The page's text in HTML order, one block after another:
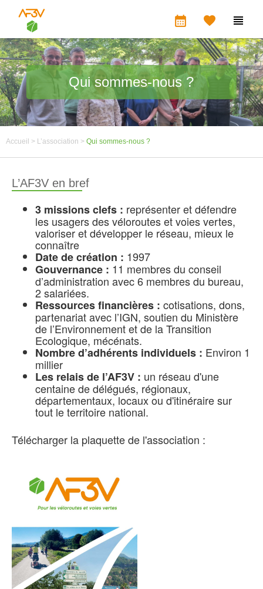
calendar_month  
Qui sommes-nous ?
Accueil > L’association > Qui sommes-nous ?
L’AF3V en bref
3 missions clefs : représenter et défendre
les usagers des véloroutes et voies vertes,
valoriser et développer le réseau, mieux le
connaître
Date de création : 1997
Gouvernance : 11 membres du conseil
d’administration avec 6 membres du bureau,
2 salariées.
Ressources financières : cotisations, dons,
partenariat avec l’IGN, soutien du Ministère
de l’Environnement et de la Transition
Ecologique, mécénats.
Nombre d’adhérents individuels : Environ 1
millier
Les relais de l’AF3V : un réseau d'une
centaine de délégués, régionaux,
départementaux, locaux ou d'itinéraire sur
tout le territoire national.
Télécharger la plaquette de l'association :